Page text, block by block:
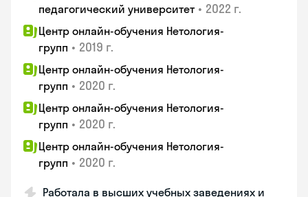
педагогический университет • 2022 г.
Центр онлайн-обучения Нетология-
групп • 2019 г.
Центр онлайн-обучения Нетология-
групп • 2020 г.
Центр онлайн-обучения Нетология-
групп • 2020 г.
Центр онлайн-обучения Нетология-
групп • 2020 г.
Работала в высших учебных заведениях и